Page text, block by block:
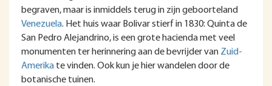
begraven, maar is inmiddels terug in zijn geboorteland
Venezuela. Het huis waar Bolivar stierf in 1830: Quinta de
San Pedro Alejandrino, is een grote hacienda met veel
monumenten ter herinnering aan de bevrijder van Zuid-
Amerika te vinden. Ook kun je hier wandelen door de
botanische tuinen.